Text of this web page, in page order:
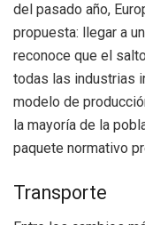
del pasado año,
propuesta: llegar a
reconoce que el
todas las industrias
modelo de
la mayoría de la
paquete normativo
Transporte